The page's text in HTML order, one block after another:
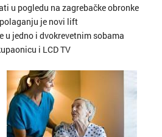
u pogledu na zagrebačke obronke
je novi lift
u jedno i dvokrevetnim sobama
i LCD TV